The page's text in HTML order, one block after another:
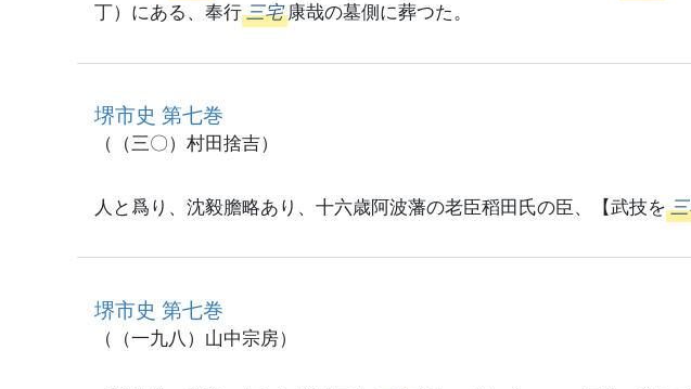
丁）にある、奉行 三宅 康哉の墓側に葬つた。
堺市史 第七巻
（（三〇）村田捨吉）
人と爲り、沈毅膽略あり、十六歳阿波藩の老臣稻田氏の臣、【武技を
堺市史 第七巻
（（一九八）山中宗房）